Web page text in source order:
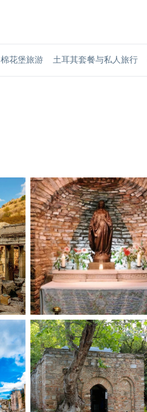
棉花堡旅游 土耳其套餐与私人旅行